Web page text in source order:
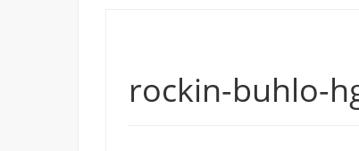
rockin-buhlo-